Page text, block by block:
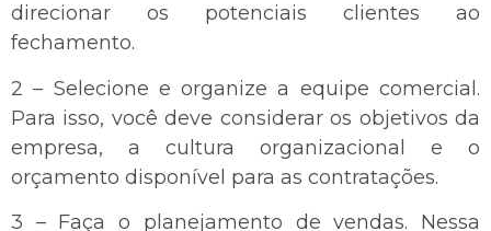
direcionar os potenciais clientes ao
fechamento.
2 – Selecione e organize a equipe comercial.
Para isso, você deve considerar os objetivos da
empresa, a cultura organizacional e o
orçamento disponível para as contratações.
3 – Faça o planejamento de vendas. Nessa